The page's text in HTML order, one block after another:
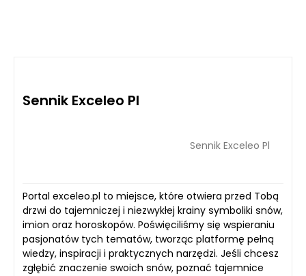
Sennik Exceleo Pl
Sennik Exceleo Pl
Portal exceleo.pl to miejsce, które otwiera przed Tobą
drzwi do tajemniczej i niezwykłej krainy symboliki snów,
imion oraz horoskopów. Poświęciliśmy się wspieraniu
pasjonatów tych tematów, tworząc platformę pełną
wiedzy, inspiracji i praktycznych narzędzi. Jeśli chcesz
zgłębić znaczenie swoich snów, poznać tajemnice